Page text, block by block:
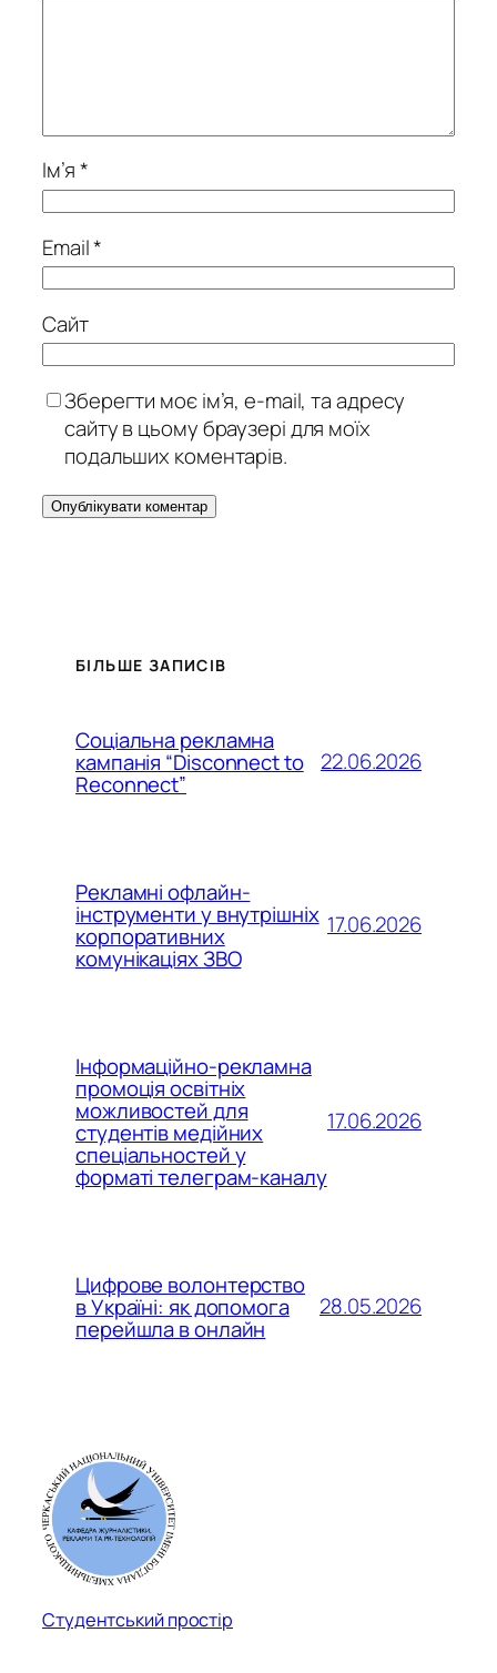
Ім’я*
Email*
Сайт
Зберегти моє ім’я, e-mail, та адресу
сайту в цьому браузері для моїх
подальших коментарів.
БІЛЬШЕ ЗАПИСІВ
Соціальна рекламна
кампанія “Disconnect to
Reconnect”
22.06.2026
Рекламні офлайн-
інструменти у внутрішніх
корпоративних
комунікаціях ЗВО
17.06.2026
Інформаційно-рекламна
промоція освітніх
можливостей для
студентів медійних
спеціальностей у
форматі телеграм-каналу
17.06.2026
Цифрове волонтерство
в Україні: як допомога
перейшла в онлайн
28.05.2026
Студентський простір